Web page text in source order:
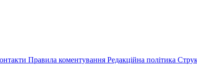
Правила коментування Редакційна політика